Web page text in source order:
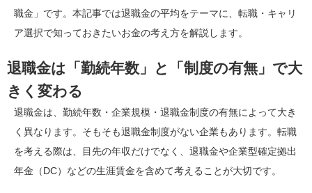
職金」です。本記事では退職金の平均をテーマに、転職・キャリ
ア選択で知っておきたいお金の考え方を解説します。
退職金は「勤続年数」と「制度の有無」で大
きく変わる
退職金は、勤続年数・企業規模・退職金制度の有無によって大き
く異なります。そもそも退職金制度がない企業もあります。転職
を考える際は、目先の年収だけでなく、退職金や企業型確定拠出
年金（DC）などの生涯賃金を含めて考えることが大切です。